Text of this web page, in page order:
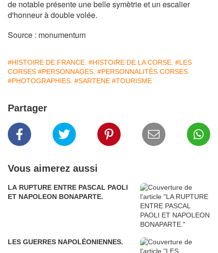
de notable présente une belle symètrie et un escalier
d'honneur à double volée.
Source : monumentum
#HISTOIRE DE FRANCE. #HISTOIRE DE LA CORSE. #LES
CORSES #PERSONNAGES. #PERSONNALITÉS CORSES.
#PHOTOGRAPHIES. #SARTENE #TOURISME
Partager
Vous aimerez aussi
LA RUPTURE ENTRE PASCAL PAOLI
ET NAPOLEON BONAPARTE.
LES GUERRES NAPOLÉONIENNES.